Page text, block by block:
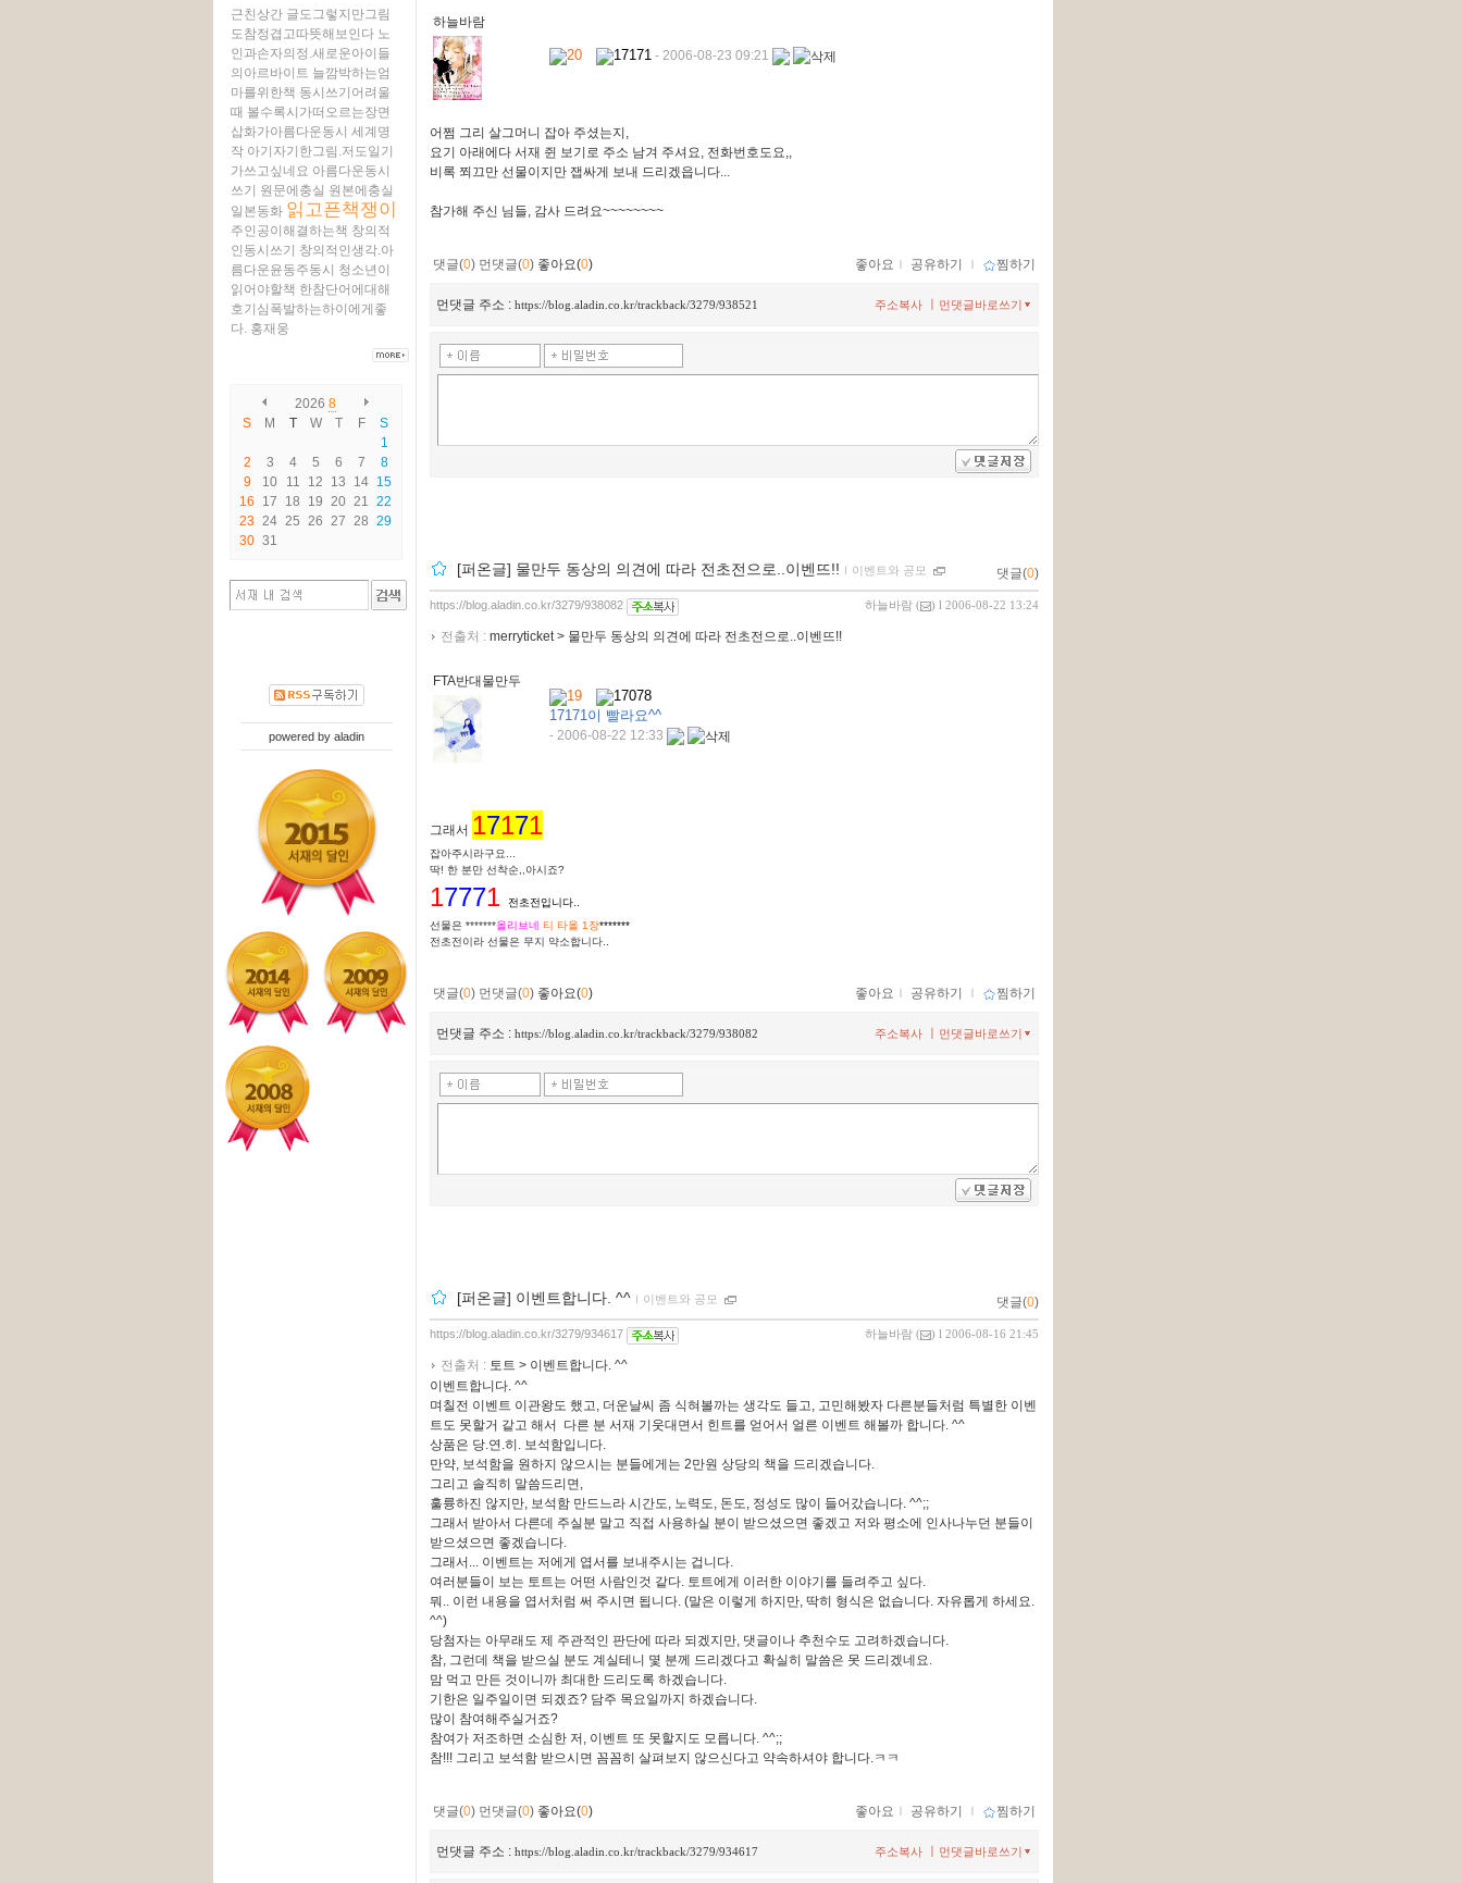
근친상간 글도그렇지만그림
도참정겹고따뜻해보인다 노
인과손자의정.새로운아이들
의아르바이트 늘깜박하는엄
마를위한책 동시쓰기어려울
때 볼수록시가떠오르는장면
삽화가아름다운동시 세계명
작 아기자기한그림.저도일기
가쓰고싶네요 아름다운동시
쓰기 원문에충실 원본에충실
일본동화 읽고픈책쟁이
주인공이해결하는책 창의적
인동시쓰기 창의적인생각.아
름다운윤동주동시 청소년이
읽어야할책 한참단어에대해
호기심폭발하는하이에게좋
다. 홍재웅
2026 8
S
M T W T F
S
1
2
3 4 5 6 7
8
9
10 11 12 13 14 15
16
17 18 19 20 21
22
23 24 25 26 27 28 29
30 31
powered by aladin
하늘바람
20 17171 - 2006-08-23 09:21
어쩜 그리 살그머니 잡아 주셨는지,
요기 아래에다 서재 쥔 보기로 주소 남겨 주셔요, 전화번호도요,,
비록 쬐끄만 선물이지만 잽싸게 보내 드리겠읍니다...
참가해 주신 님들, 감사 드려요~~~~~~~~
댓글(0) 먼댓글(0) 좋아요(0) 좋아요 ｌ 공유하기 ｌ 찜하기
먼댓글 주소 : https://blog.aladin.co.kr/trackback/3279/938521 먼댓글바로쓰기
주소복사
[퍼온글] 물만두 동상의 의견에 따라 전초전으로..이벤뜨!! ｌ 이벤트와 공모 댓글(0)
하늘바람 ( ) l 2006-08-22 13:24
https://blog.aladin.co.kr/3279/938082
전출처 : merryticket > 물만두 동상의 의견에 따라 전초전으로..이벤뜨!!
FTA반대물만두
19
17078
17171이 빨라요^^
- 2006-08-22 12:33
그래서 17171
잡아주시라구요...
딱! 한 분만 선착순,,아시죠?
17771
전초전입니다..
선물은 *******올리브네 티 타올 1장*******
전초전이라 선물은 무지 약소합니다..
댓글(0) 먼댓글(0) 좋아요(0) 좋아요 ｌ 공유하기 ｌ 찜하기
먼댓글 주소 : https://blog.aladin.co.kr/trackback/3279/938082 먼댓글바로쓰기
주소복사
[퍼온글] 이벤트합니다. ^^ ｌ 이벤트와 공모 댓글(0)
하늘바람 ( ) l 2006-08-16 21:45
https://blog.aladin.co.kr/3279/934617
전출처 : 토트 > 이벤트합니다. ^^
이벤트합니다. ^^
며칠전 이벤트 이관왕도 했고, 더운날씨 좀 식혀볼까는 생각도 들고, 고민해봤자 다른분들처럼 특별한 이벤
트도 못할거 같고 해서 다른 분 서재 기웃대면서 힌트를 얻어서 얼른 이벤트 해볼까 합니다. ^^
상품은 당.연.히. 보석함입니다.
만약, 보석함을 원하지 않으시는 분들에게는 2만원 상당의 책을 드리겠습니다.
그리고 솔직히 말씀드리면,
훌륭하진 않지만, 보석함 만드느라 시간도, 노력도, 돈도, 정성도 많이 들어갔습니다. ^^;;
그래서 받아서 다른데 주실분 말고 직접 사용하실 분이 받으셨으면 좋겠고 저와 평소에 인사나누던 분들이
받으셨으면 좋겠습니다.
그래서... 이벤트는 저에게 엽서를 보내주시는 겁니다.
여러분들이 보는 토트는 어떤 사람인것 같다. 토트에게 이러한 이야기를 들려주고 싶다.
뭐.. 이런 내용을 엽서처럼 써 주시면 됩니다. (말은 이렇게 하지만, 딱히 형식은 없습니다. 자유롭게 하세요.
^^)
당첨자는 아무래도 제 주관적인 판단에 따라 되겠지만, 댓글이나 추천수도 고려하겠습니다.
참, 그런데 책을 받으실 분도 계실테니 몇 분께 드리겠다고 확실히 말씀은 못 드리겠네요.
맘 먹고 만든 것이니까 최대한 드리도록 하겠습니다.
기한은 일주일이면 되겠죠? 담주 목요일까지 하겠습니다.
많이 참여해주실거죠?
참여가 저조하면 소심한 저, 이벤트 또 못할지도 모릅니다. ^^;;
참!!! 그리고 보석함 받으시면 꼼꼼히 살펴보지 않으신다고 약속하셔야 합니다.ㅋㅋ
댓글(0) 먼댓글(0) 좋아요(0) 좋아요 ｌ 공유하기 ｌ 찜하기
먼댓글 주소 : https://blog.aladin.co.kr/trackback/3279/934617 먼댓글바로쓰기
주소복사